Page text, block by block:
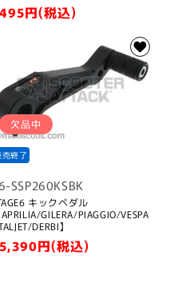
円(税込)
欠品中
終了
SSP260KSBK
キックペダル
APRILIA/GILERA/PIAGGIO/VESPA
DERBI】
円(税込)